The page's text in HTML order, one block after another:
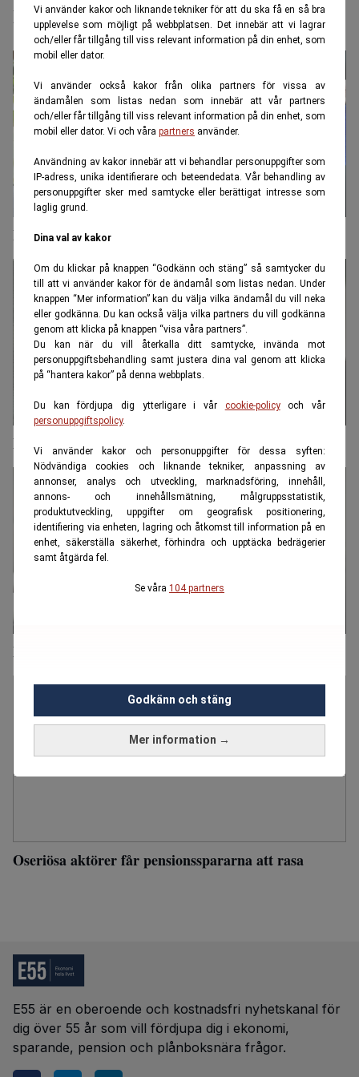
Vi använder kakor och liknande tekniker för att du ska få en så bra
upplevelse som möjligt på webbplatsen. Det innebär att vi lagrar
och/eller får tillgång till viss relevant information på din enhet, som
mobil eller dator.
Vi använder också kakor från olika partners för vissa av
ändamålen som listas nedan som innebär att vår partners
och/eller får tillgång till viss relevant information på din enhet, som
mobil eller dator. Vi och våra partners använder.
Användning av kakor innebär att vi behandlar personuppgifter som
IP-adress, unika identifierare och beteendedata. Vår behandling av
personuppgifter sker med samtycke eller berättigat intresse som
laglig grund.
Dina val av kakor
Om du klickar på knappen “Godkänn och stäng” så samtycker du
till att vi använder kakor för de ändamål som listas nedan. Under
knappen “Mer information” kan du välja vilka ändamål du vill neka
eller godkänna. Du kan också välja vilka partners du vill godkänna
genom att klicka på knappen “visa våra partners”.
Du kan när du vill återkalla ditt samtycke, invända mot
personuppgiftsbehandling samt justera dina val genom att klicka
på “hantera kakor” på denna webbplats.
Du kan fördjupa dig ytterligare i vår cookie-policyoch vår
personuppgiftspolicy.
Vi använder kakor och personuppgifter för dessa syften:
Nödvändiga cookies och liknande tekniker, anpassning av
annonser, analys och utveckling, marknadsföring, innehåll,
annons- och innehållsmätning, målgruppsstatistik,
produktutveckling, uppgifter om geografisk positionering,
identifiering via enheten, lagring och åtkomst till information på en
enhet, säkerställa säkerhet, förhindra och upptäcka bedrägerier
samt åtgärda fel.
Se våra 104 partners
Mer information →
Godkänn och stäng
premiepensionerna
Professorn: Då sparar du för mycket till pensionen
PwC slår tillbaka: Stämningen saknar grund
Det skakar fortfarande svenska fondsparare
Oseriösa aktörer får pensionsspararna att rasa
E55 är en oberoende och kostnadsfri nyhetskanal för
dig över 55 år som vill fördjupa dig i ekonomi,
sparande, pension och plånboksnära frågor.